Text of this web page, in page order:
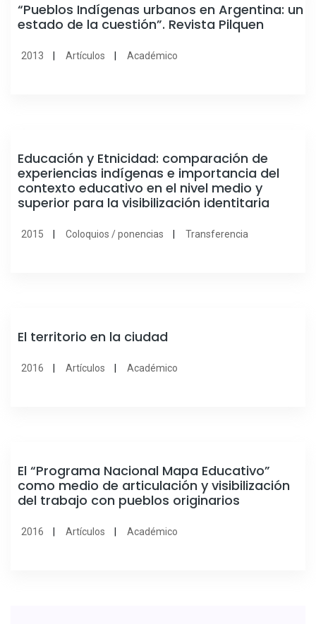
“Pueblos Indígenas urbanos en Argentina: un
estado de la cuestión”. Revista Pilquen
2013 Artículos Académico
Educación y Etnicidad: comparación de
experiencias indígenas e importancia del
contexto educativo en el nivel medio y
superior para la visibilización identitaria
2015 Coloquios / ponencias Transferencia
El territorio en la ciudad
2016 Artículos Académico
El “Programa Nacional Mapa Educativo”
como medio de articulación y visibilización
del trabajo con pueblos originarios
2016 Artículos Académico